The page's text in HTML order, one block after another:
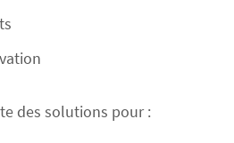
des solutions pour :